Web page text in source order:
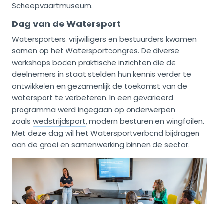
Scheepvaartmuseum.
Dag van de Watersport
Watersporters, vrijwilligers en bestuurders kwamen
samen op het Watersportcongres. De diverse
workshops boden praktische inzichten die de
deelnemers in staat stelden hun kennis verder te
ontwikkelen en gezamenlijk de toekomst van de
watersport te verbeteren. In een gevarieerd
programma werd ingegaan op onderwerpen
zoals wedstrijdsport, modern besturen en wingfoilen.
Met deze dag wil het Watersportverbond bijdragen
aan de groei en samenwerking binnen de sector.